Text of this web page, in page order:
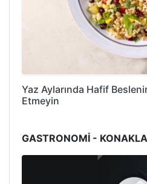
Yaz Aylarında Hafif
Etmeyin
GASTRONOMİ -